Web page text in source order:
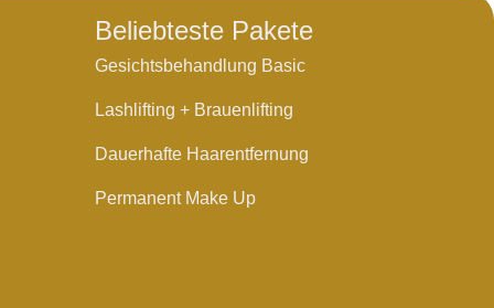
Beliebteste Pakete
Gesichtsbehandlung Basic
Lashlifting + Brauenlifting
Dauerhafte Haarentfernung
Permanent Make Up